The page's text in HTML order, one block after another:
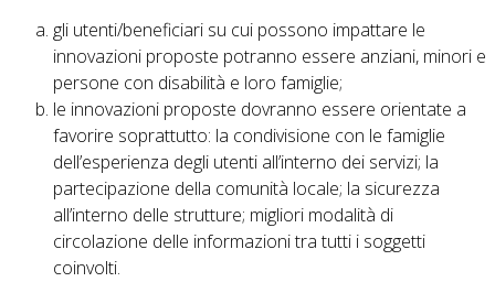
gli utenti/beneficiari su cui possono impattare le
innovazioni proposte potranno essere anziani, minori e
persone con disabilità e loro famiglie;
le innovazioni proposte dovranno essere orientate a
favorire soprattutto: la condivisione con le famiglie
dell’esperienza degli utenti all’interno dei servizi; la
partecipazione della comunità locale; la sicurezza
all’interno delle strutture; migliori modalità di
circolazione delle informazioni tra tutti i soggetti
coinvolti.